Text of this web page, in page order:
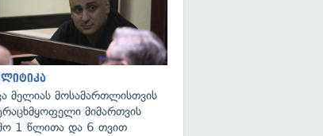
მელიას მოსამართლისთვის
მიმართვის
1 წლითა და 6 თვით